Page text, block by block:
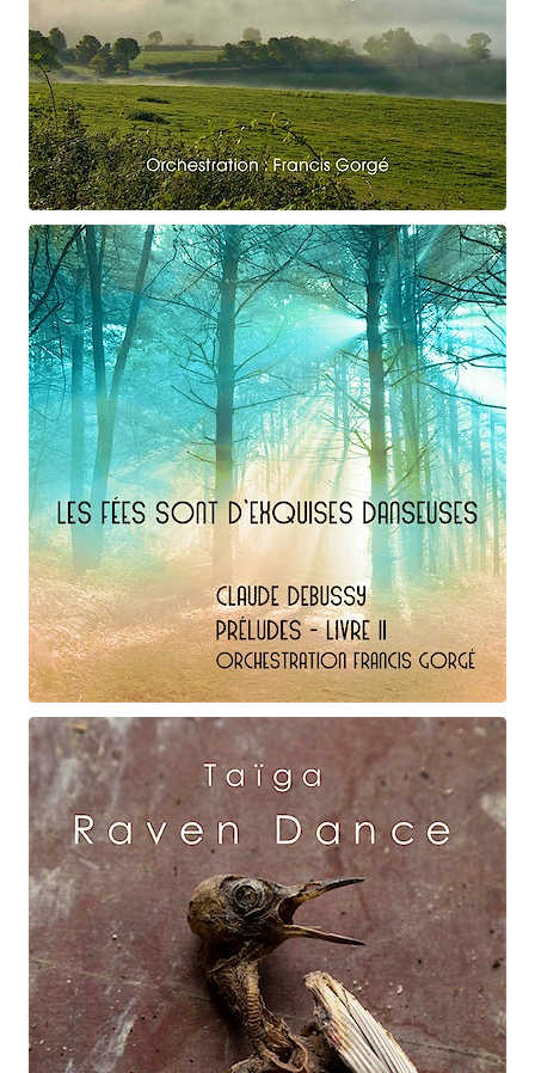
Claude Debussy
Le vent dans la plaine
Claude Debussy
Les fées ...